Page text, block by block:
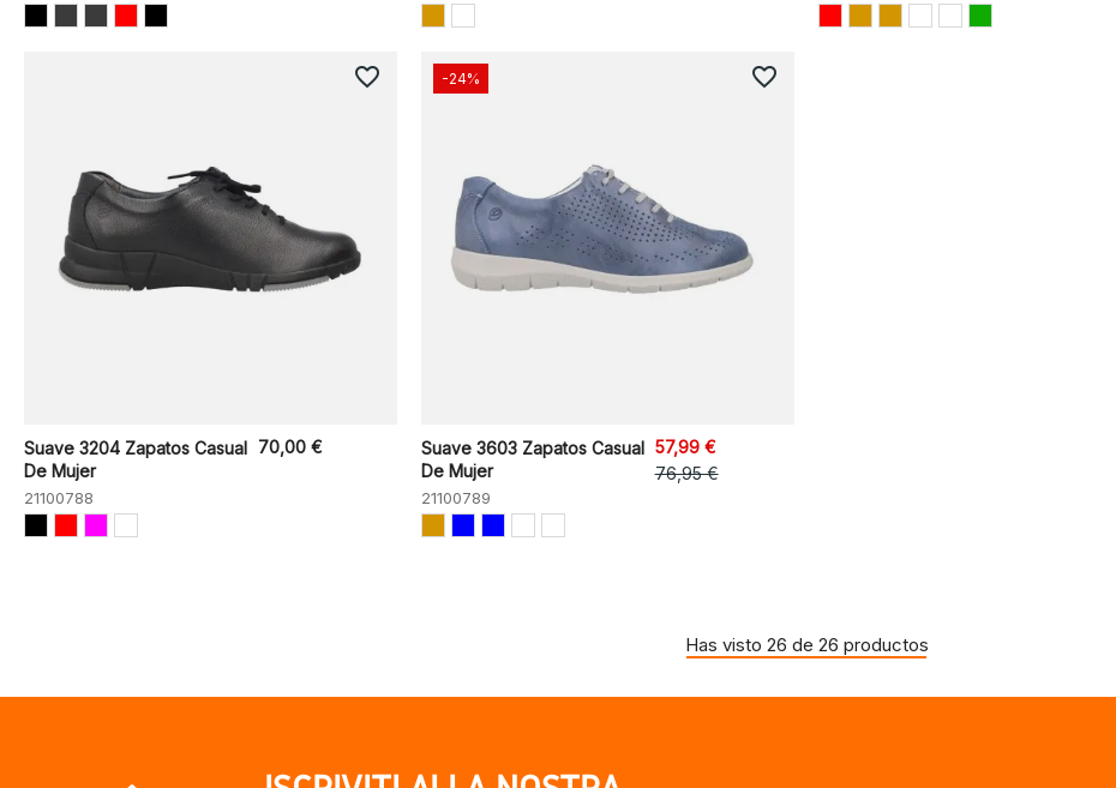
Suave 3204 Zapatos Casual
De Mujer
21100788
70,00 €
favorite_border
Suave 3603 Zapatos Casual
De Mujer
21100789
57,99 €
76,95 €
-24% favorite_border
Has visto 26 de 26 productos